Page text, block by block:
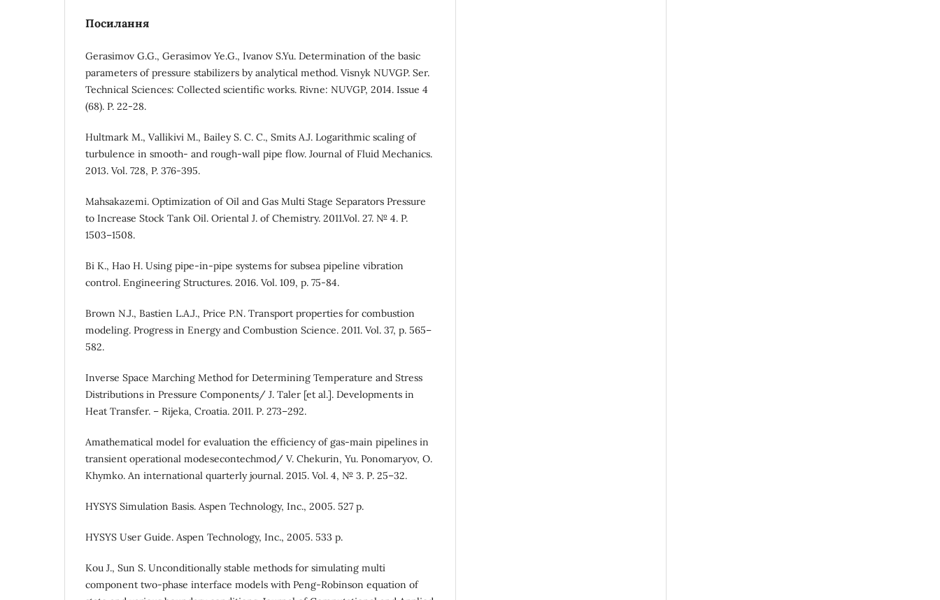
Посилання
Gerasimov G.G., Gerasimov Ye.G., Ivanov S.Yu. Determination of the basic
parameters of pressure stabilizers by analytical method. Visnyk NUVGP. Ser.
Technical Sciences: Collected scientific works. Rivne: NUVGP, 2014. Issue 4
(68). P. 22-28.
Hultmark M., Vallikivi M., Bailey S. C. C., Smits A.J. Logarithmic scaling of
turbulence in smooth- and rough-wall pipe flow. Journal of Fluid Mechanics.
2013. Vol. 728, P. 376-395.
Mahsakazemi. Optimization of Oil and Gas Multi Stage Separators Pressure
to Increase Stock Tank Oil. Oriental J. of Chemistry. 2011.Vol. 27. № 4. P.
1503–1508.
Bi K., Hao H. Using pipe-in-pipe systems for subsea pipeline vibration
control. Engineering Structures. 2016. Vol. 109, p. 75-84.
Brown N.J., Bastien L.A.J., Price P.N. Transport properties for combustion
modeling. Progress in Energy and Combustion Science. 2011. Vol. 37, p. 565–
582.
Inverse Space Marching Method for Determining Temperature and Stress
Distributions in Pressure Components/ J. Taler [et al.]. Developments in
Heat Transfer. – Rijeka, Croatia. 2011. Р. 273–292.
Amathematical model for evaluation the efficiency of gas-main pipelines in
transient operational modesecontechmod/ V. Chekurin, Yu. Ponomaryov, O.
Khymko. An international quarterly journal. 2015. Vol. 4, № 3. Р. 25–32.
HYSYS Simulation Basis. Aspen Technology, Inc., 2005. 527 p.
HYSYS User Guide. Aspen Technology, Inc., 2005. 533 p.
Kou J., Sun S. Unconditionally stable methods for simulating multi
component two-phase interface models with Peng-Robinson equation of